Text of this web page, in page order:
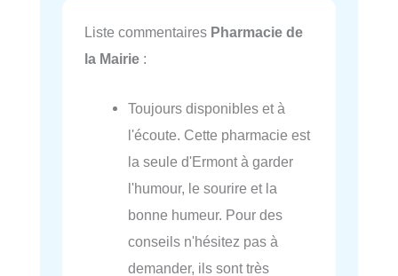
Liste commentaires Pharmacie de
la Mairie :
Toujours disponibles et à
l'écoute. Cette pharmacie est
la seule d'Ermont à garder
l'humour, le sourire et la
bonne humeur. Pour des
conseils n'hésitez pas à
demander, ils sont très